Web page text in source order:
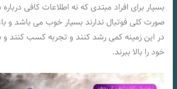
بسیار برای افراد مبتدی که نه اطلاعات کافی
صورت کلی فوتبال ندارند بسیار خوب می باشد و
در این زمینه کمی رشد کنند و تجربه کسب کنند
خود را بالا ببرند.